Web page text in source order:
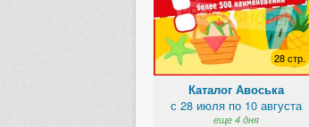
28 стр.
Каталог Авоська
с 28 июля по 10 августа
еще 4 дня